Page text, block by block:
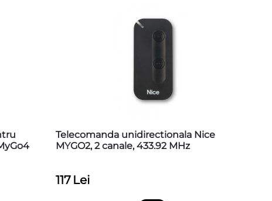
Telecomanda unidirectionala Nice
MYGO2, 2 canale, 433.92 MHz
117 Lei